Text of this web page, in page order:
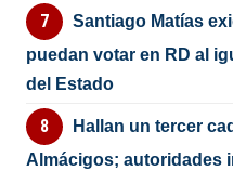
Santiago Matías
puedan votar en RD al
del Estado
Hallan un tercer
Almácigos; autoridades